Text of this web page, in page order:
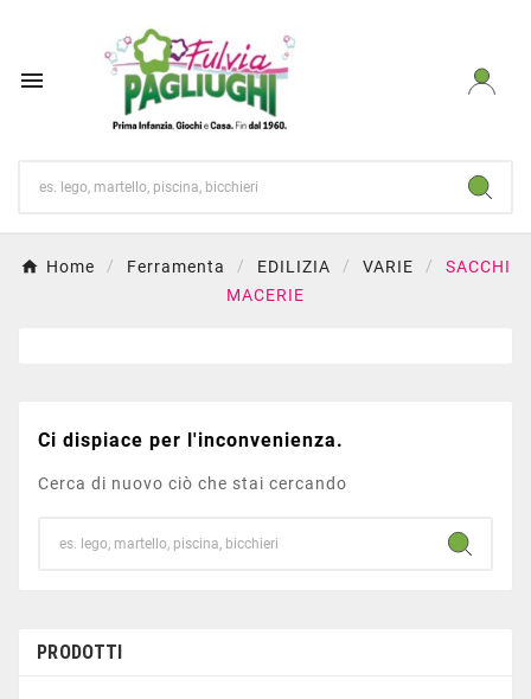

Home Ferramenta EDILIZIA VARIE
SACCHI
MACERIE
Ci dispiace per l'inconvenienza.
Cerca di nuovo ciò che stai cercando
PRODOTTI